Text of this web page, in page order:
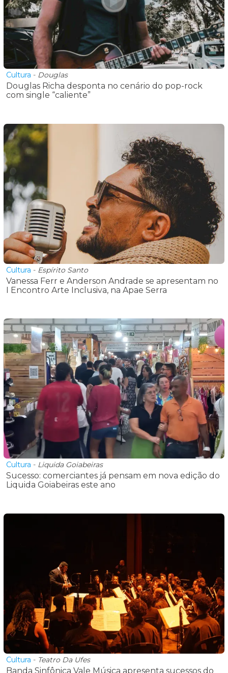
Cultura - Douglas
Douglas Richa desponta no cenário do pop-rock
com single “caliente”
Cultura - Espírito Santo
Vanessa Ferr e Anderson Andrade se apresentam no
I Encontro Arte Inclusiva, na Apae Serra
Cultura - Liquida Goiabeiras
Sucesso: comerciantes já pensam em nova edição do
Liquida Goiabeiras este ano
Cultura - Teatro Da Ufes
Banda Sinfônica Vale Música apresenta sucessos do